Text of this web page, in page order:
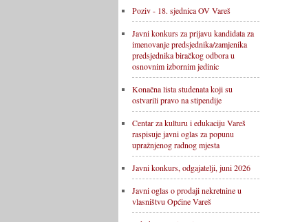
Poziv - 18. sjednica OV Vareš
Javni konkurs za prijavu kandidata za
imenovanje predsjednika/zamjenika
predsjednika biračkog odbora u
osnovnim izbornim jedinic
Konačna lista studenata koji su
ostvarili pravo na stipendije
Centar za kulturu i edukaciju Vareš
raspisuje javni oglas za popunu
upražnjenog radnog mjesta
Javni konkurs, odgajatelji, juni 2026
Javni oglas o prodaji nekretnine u
vlasništvu Općine Vareš